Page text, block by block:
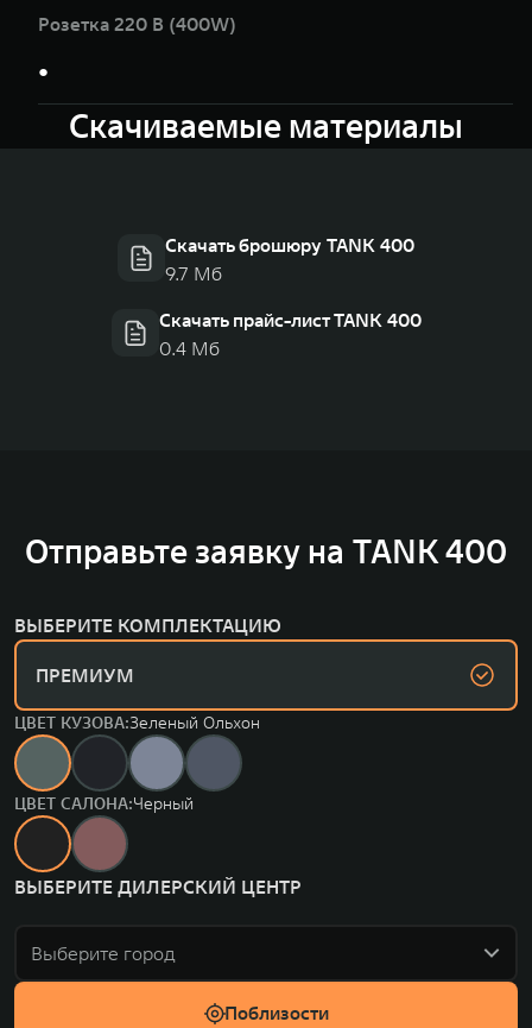
Розетка 220 В (400W)
●
Скачиваемые материалы
Скачать брошюру TANK 400
9.7 Мб
Скачать прайс-лист TANK 400
0.4 Мб
Отправьте заявку на TANK 400
ВЫБЕРИТЕ КОМПЛЕКТАЦИЮ
ПРЕМИУМ
ЦВЕТ КУЗОВА:Зеленый Ольхон
ЦВЕТ САЛОНА:Черный
ВЫБЕРИТЕ ДИЛЕРСКИЙ ЦЕНТР
Выберите город
Поблизости